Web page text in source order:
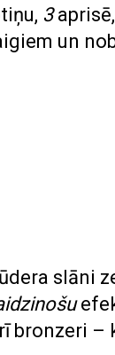
3
un
slāni
bronzeri